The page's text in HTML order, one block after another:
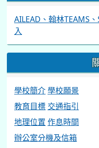
AILEAD、翰林TEAMS
入
學校簡介學校願景
教育目標 交通指引
地理位置 作息時間
辦公室分機及信箱